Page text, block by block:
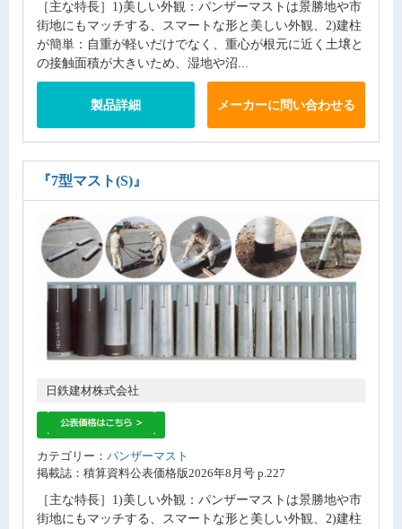
［主な特長］1)美しい外観：パンザーマストは景勝地や市
街地にもマッチする、スマートな形と美しい外観、2)建柱
が簡単：自重が軽いだけでなく、重心が根元に近く土壌と
の接触面積が大きいため、湿地や沼...
製品詳細 メーカーに問い合わせる
『7型マスト(S)』
日鉄建材株式会社
カテゴリー： パンザーマスト
掲載誌：積算資料公表価格版2026年8月号 p.227
［主な特長］1)美しい外観：パンザーマストは景勝地や市
街地にもマッチする、スマートな形と美しい外観、2)建柱